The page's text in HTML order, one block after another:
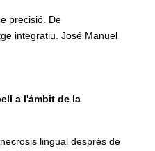
precisió. De
integratiu. José Manuel
a l'ámbit de la
lingual després de